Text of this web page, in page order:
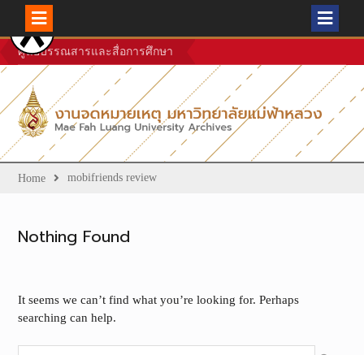
Skip
to
content
ศูนย์บรรณสารและสื่อการศึกษา
Home mobifriends review
Nothing Found
It seems we can’t find what you’re looking for. Perhaps
searching can help.
Search